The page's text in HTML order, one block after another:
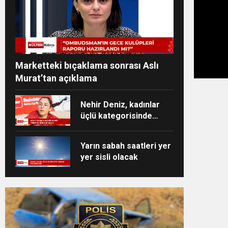
Marketteki bıçaklama sonrası Aslı
Murat’tan açıklama
Nehir Deniz, kadınlar
üçlü kategorisinde
Yarın sabah saatleri yer
yer sisli olacak